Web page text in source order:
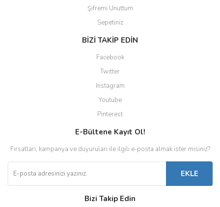
Şifremi Unuttum
Sepetiniz
BİZİ TAKİP EDİN
Facebook
Twitter
Instagram
Youtube
Pinterest
E-Bültene Kayıt Ol!
Fırsatları, kampanya ve duyuruları ile ilgili e-posta almak ister misiniz?
EKLE
Bizi Takip Edin